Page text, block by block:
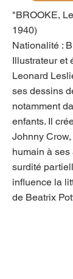
"BROOKE,
1940)
Nationalité :
Illustrateur et
Leonard
ses dessins
notamment
enfants. Il
Johnny
humain à
surdité
influence la
de Beatrix